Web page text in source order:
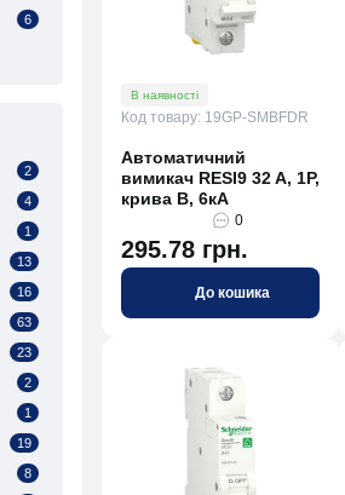
6
2
4
1
13
16
63
23
2
1
19
8
В наявності
Код товару: 19GP-SMBFDR
Автоматичний
вимикач RESI9 32 A, 1P,
крива В, 6кА
0
295.78 грн.
До кошика